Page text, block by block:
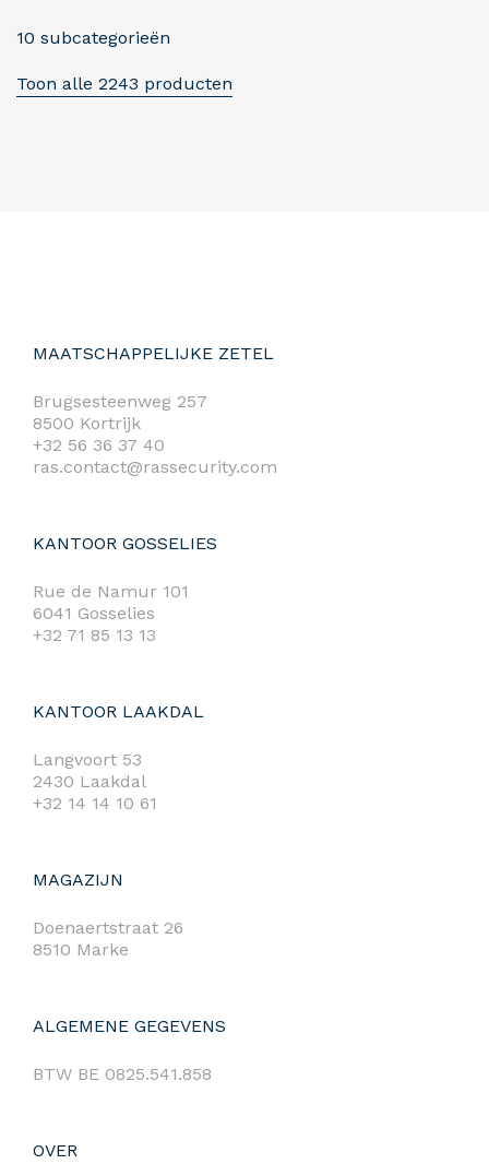
10 subcategorieën
Toon alle 2243 producten
MAATSCHAPPELIJKE ZETEL
Brugsesteenweg 257
8500 Kortrijk
+32 56 36 37 40
ras.contact@rassecurity.com
KANTOOR GOSSELIES
Rue de Namur 101
6041 Gosselies
+32 71 85 13 13
KANTOOR LAAKDAL
Langvoort 53
2430 Laakdal
+32 14 14 10 61
MAGAZIJN
Doenaertstraat 26
8510 Marke
ALGEMENE GEGEVENS
BTW BE 0825.541.858
OVER